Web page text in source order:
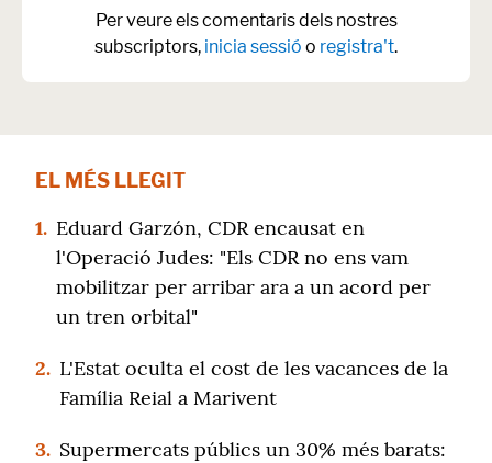
Per veure els comentaris dels nostres
subscriptors, inicia sessió o registra't.
EL MÉS LLEGIT
1. Eduard Garzón, CDR encausat en
l'Operació Judes: "Els CDR no ens vam
mobilitzar per arribar ara a un acord per
un tren orbital"
2. L'Estat oculta el cost de les vacances de la
Família Reial a Marivent
3. Supermercats públics un 30% més barats: